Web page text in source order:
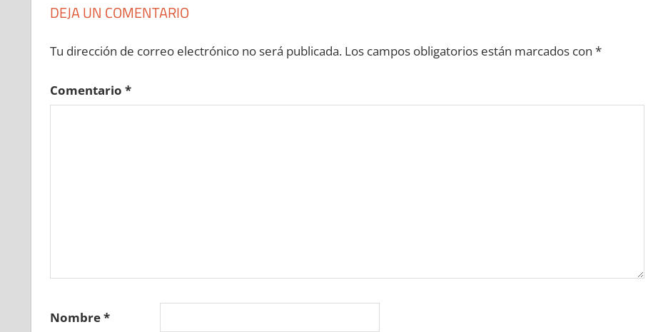
DEJA UN COMENTARIO
Tu dirección de correo electrónico no será publicada. Los campos obligatorios están marcados con *
Comentario *
Nombre*